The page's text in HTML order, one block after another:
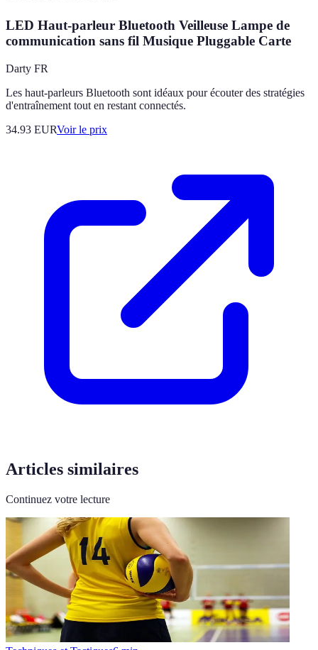
LED Haut-parleur Bluetooth Veilleuse Lampe de
communication sans fil Musique Pluggable Carte
Darty FR
Les haut-parleurs Bluetooth sont idéaux pour écouter des stratégies
d'entraînement tout en restant connectés.
34.93 EURVoir le prix
Articles similaires
Continuez votre lecture